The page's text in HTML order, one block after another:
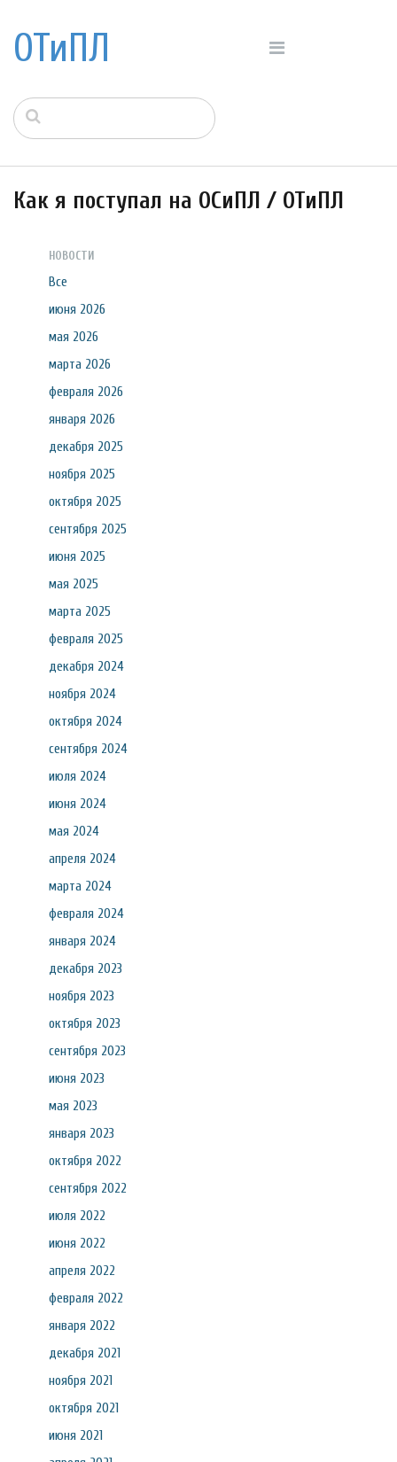
ОТиПЛ
Как я поступал на ОСиПЛ / ОТиПЛ
НОВОСТИ
Все
июня 2026
мая 2026
марта 2026
февраля 2026
января 2026
декабря 2025
ноября 2025
октября 2025
сентября 2025
июня 2025
мая 2025
марта 2025
февраля 2025
декабря 2024
ноября 2024
октября 2024
сентября 2024
июля 2024
июня 2024
мая 2024
апреля 2024
марта 2024
февраля 2024
января 2024
декабря 2023
ноября 2023
октября 2023
сентября 2023
июня 2023
мая 2023
января 2023
октября 2022
сентября 2022
июля 2022
июня 2022
апреля 2022
февраля 2022
января 2022
декабря 2021
ноября 2021
октября 2021
июня 2021